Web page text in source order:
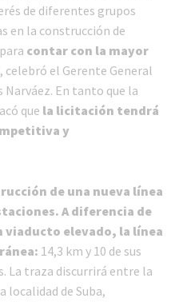
de diferentes grupos
en la construcción de
contar con la mayor
celebró el Gerente General
En tanto que la
que la licitación tendrá
y
de una nueva línea
A diferencia de
viaducto elevado, la línea
14,3 km y 10 de sus
La traza discurrirá entre la
localidad de Suba,